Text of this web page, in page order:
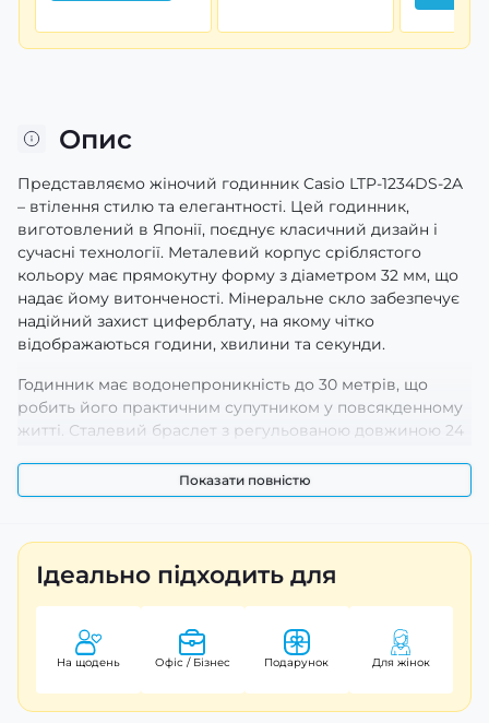
Опис
Представляємо жіночий годинник Casio LTP-1234DS-2A
– втілення стилю та елегантності. Цей годинник,
виготовлений в Японії, поєднує класичний дизайн і
сучасні технології. Металевий корпус сріблястого
кольору має прямокутну форму з діаметром 32 мм, що
надає йому витонченості. Мінеральне скло забезпечує
надійний захист циферблату, на якому чітко
відображаються години, хвилини та секунди.
Годинник має водонепроникність до 30 метрів, що
робить його практичним супутником у повсякденному
житті. Сталевий браслет з регульованою довжиною 24
1234DS-2A – це ідеальний вибір для жінок, які цінують
стиль поєднаний з функціональністю. Гарантія на виріб
Casio Original.
Показати повністю
Ідеально підходить для
На щодень Офіс / Бізнес Подарунок Для жінок